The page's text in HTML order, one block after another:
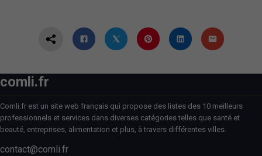
comli.fr
Comli.fr est un site web français qui propose des listes des 10 meilleurs
professionnels et services dans diverses catégories telles que santé et
beauté, entreprises, alimentation et plus, à travers différentes villes.
contact@comli.fr